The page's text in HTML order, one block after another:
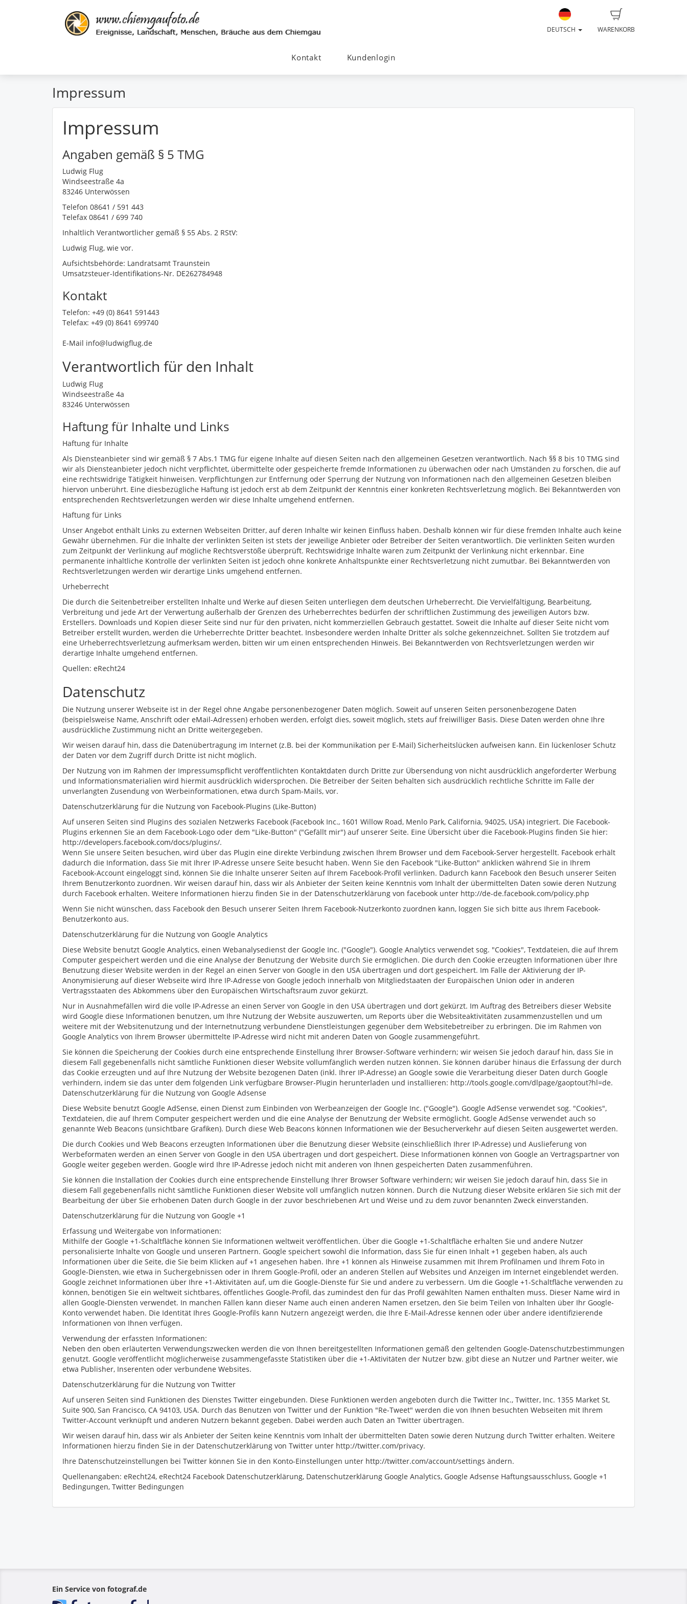
WARENKORB
DEUTSCH
Kontakt Kundenlogin
Impressum
Impressum
Angaben gemäß § 5 TMG
Ludwig Flug
Windseestraße 4a
83246 Unterwössen
Telefon 08641 / 591 443
Telefax 08641 / 699 740
Inhaltlich Verantwortlicher gemäß § 55 Abs. 2 RStV:
Ludwig Flug, wie vor.
Aufsichtsbehörde: Landratsamt Traunstein
Umsatzsteuer-Identifikations-Nr. DE262784948
Kontakt
Telefon: +49 (0) 8641 591443
Telefax: +49 (0) 8641 699740
E-Mail info@ludwigflug.de
Verantwortlich für den Inhalt
Ludwig Flug
Windseestraße 4a
83246 Unterwössen
Haftung für Inhalte und Links
Haftung für Inhalte
Als Diensteanbieter sind wir gemäß § 7 Abs.1 TMG für eigene Inhalte auf diesen Seiten nach den allgemeinen Gesetzen verantwortlich. Nach §§ 8 bis 10 TMG sind
wir als Diensteanbieter jedoch nicht verpflichtet, übermittelte oder gespeicherte fremde Informationen zu überwachen oder nach Umständen zu forschen, die auf
eine rechtswidrige Tätigkeit hinweisen. Verpflichtungen zur Entfernung oder Sperrung der Nutzung von Informationen nach den allgemeinen Gesetzen bleiben
hiervon unberührt. Eine diesbezügliche Haftung ist jedoch erst ab dem Zeitpunkt der Kenntnis einer konkreten Rechtsverletzung möglich. Bei Bekanntwerden von
entsprechenden Rechtsverletzungen werden wir diese Inhalte umgehend entfernen.
Haftung für Links
Unser Angebot enthält Links zu externen Webseiten Dritter, auf deren Inhalte wir keinen Einfluss haben. Deshalb können wir für diese fremden Inhalte auch keine
Gewähr übernehmen. Für die Inhalte der verlinkten Seiten ist stets der jeweilige Anbieter oder Betreiber der Seiten verantwortlich. Die verlinkten Seiten wurden
zum Zeitpunkt der Verlinkung auf mögliche Rechtsverstöße überprüft. Rechtswidrige Inhalte waren zum Zeitpunkt der Verlinkung nicht erkennbar. Eine
permanente inhaltliche Kontrolle der verlinkten Seiten ist jedoch ohne konkrete Anhaltspunkte einer Rechtsverletzung nicht zumutbar. Bei Bekanntwerden von
Rechtsverletzungen werden wir derartige Links umgehend entfernen.
Urheberrecht
Die durch die Seitenbetreiber erstellten Inhalte und Werke auf diesen Seiten unterliegen dem deutschen Urheberrecht. Die Vervielfältigung, Bearbeitung,
Verbreitung und jede Art der Verwertung außerhalb der Grenzen des Urheberrechtes bedürfen der schriftlichen Zustimmung des jeweiligen Autors bzw.
Erstellers. Downloads und Kopien dieser Seite sind nur für den privaten, nicht kommerziellen Gebrauch gestattet. Soweit die Inhalte auf dieser Seite nicht vom
Betreiber erstellt wurden, werden die Urheberrechte Dritter beachtet. Insbesondere werden Inhalte Dritter als solche gekennzeichnet. Sollten Sie trotzdem auf
eine Urheberrechtsverletzung aufmerksam werden, bitten wir um einen entsprechenden Hinweis. Bei Bekanntwerden von Rechtsverletzungen werden wir
derartige Inhalte umgehend entfernen.
Quellen: eRecht24
Datenschutz
Die Nutzung unserer Webseite ist in der Regel ohne Angabe personenbezogener Daten möglich. Soweit auf unseren Seiten personenbezogene Daten
(beispielsweise Name, Anschrift oder eMail-Adressen) erhoben werden, erfolgt dies, soweit möglich, stets auf freiwilliger Basis. Diese Daten werden ohne Ihre
ausdrückliche Zustimmung nicht an Dritte weitergegeben.
Wir weisen darauf hin, dass die Datenübertragung im Internet (z.B. bei der Kommunikation per E-Mail) Sicherheitslücken aufweisen kann. Ein lückenloser Schutz
der Daten vor dem Zugriff durch Dritte ist nicht möglich.
Der Nutzung von im Rahmen der Impressumspflicht veröffentlichten Kontaktdaten durch Dritte zur Übersendung von nicht ausdrücklich angeforderter Werbung
und Informationsmaterialien wird hiermit ausdrücklich widersprochen. Die Betreiber der Seiten behalten sich ausdrücklich rechtliche Schritte im Falle der
unverlangten Zusendung von Werbeinformationen, etwa durch Spam-Mails, vor.
Datenschutzerklärung für die Nutzung von Facebook-Plugins (Like-Button)
Auf unseren Seiten sind Plugins des sozialen Netzwerks Facebook (Facebook Inc., 1601 Willow Road, Menlo Park, California, 94025, USA) integriert. Die Facebook-
Plugins erkennen Sie an dem Facebook-Logo oder dem "Like-Button" ("Gefällt mir") auf unserer Seite. Eine Übersicht über die Facebook-Plugins finden Sie hier:
http://developers.facebook.com/docs/plugins/.
Wenn Sie unsere Seiten besuchen, wird über das Plugin eine direkte Verbindung zwischen Ihrem Browser und dem Facebook-Server hergestellt. Facebook erhält
dadurch die Information, dass Sie mit Ihrer IP-Adresse unsere Seite besucht haben. Wenn Sie den Facebook "Like-Button" anklicken während Sie in Ihrem
Facebook-Account eingeloggt sind, können Sie die Inhalte unserer Seiten auf Ihrem Facebook-Profil verlinken. Dadurch kann Facebook den Besuch unserer Seiten
Ihrem Benutzerkonto zuordnen. Wir weisen darauf hin, dass wir als Anbieter der Seiten keine Kenntnis vom Inhalt der übermittelten Daten sowie deren Nutzung
durch Facebook erhalten. Weitere Informationen hierzu finden Sie in der Datenschutzerklärung von facebook unter http://de-de.facebook.com/policy.php
Wenn Sie nicht wünschen, dass Facebook den Besuch unserer Seiten Ihrem Facebook-Nutzerkonto zuordnen kann, loggen Sie sich bitte aus Ihrem Facebook-
Benutzerkonto aus.
Datenschutzerklärung für die Nutzung von Google Analytics
Diese Website benutzt Google Analytics, einen Webanalysedienst der Google Inc. ("Google"). Google Analytics verwendet sog. "Cookies", Textdateien, die auf Ihrem
Computer gespeichert werden und die eine Analyse der Benutzung der Website durch Sie ermöglichen. Die durch den Cookie erzeugten Informationen über Ihre
Benutzung dieser Website werden in der Regel an einen Server von Google in den USA übertragen und dort gespeichert. Im Falle der Aktivierung der IP-
Anonymisierung auf dieser Webseite wird Ihre IP-Adresse von Google jedoch innerhalb von Mitgliedstaaten der Europäischen Union oder in anderen
Vertragsstaaten des Abkommens über den Europäischen Wirtschaftsraum zuvor gekürzt.
Nur in Ausnahmefällen wird die volle IP-Adresse an einen Server von Google in den USA übertragen und dort gekürzt. Im Auftrag des Betreibers dieser Website
wird Google diese Informationen benutzen, um Ihre Nutzung der Website auszuwerten, um Reports über die Websiteaktivitäten zusammenzustellen und um
weitere mit der Websitenutzung und der Internetnutzung verbundene Dienstleistungen gegenüber dem Websitebetreiber zu erbringen. Die im Rahmen von
Google Analytics von Ihrem Browser übermittelte IP-Adresse wird nicht mit anderen Daten von Google zusammengeführt.
Sie können die Speicherung der Cookies durch eine entsprechende Einstellung Ihrer Browser-Software verhindern; wir weisen Sie jedoch darauf hin, dass Sie in
diesem Fall gegebenenfalls nicht sämtliche Funktionen dieser Website vollumfänglich werden nutzen können. Sie können darüber hinaus die Erfassung der durch
das Cookie erzeugten und auf Ihre Nutzung der Website bezogenen Daten (inkl. Ihrer IP-Adresse) an Google sowie die Verarbeitung dieser Daten durch Google
verhindern, indem sie das unter dem folgenden Link verfügbare Browser-Plugin herunterladen und installieren: http://tools.google.com/dlpage/gaoptout?hl=de.
Datenschutzerklärung für die Nutzung von Google Adsense
Diese Website benutzt Google AdSense, einen Dienst zum Einbinden von Werbeanzeigen der Google Inc. ("Google"). Google AdSense verwendet sog. "Cookies",
Textdateien, die auf Ihrem Computer gespeichert werden und die eine Analyse der Benutzung der Website ermöglicht. Google AdSense verwendet auch so
genannte Web Beacons (unsichtbare Grafiken). Durch diese Web Beacons können Informationen wie der Besucherverkehr auf diesen Seiten ausgewertet werden.
Die durch Cookies und Web Beacons erzeugten Informationen über die Benutzung dieser Website (einschließlich Ihrer IP-Adresse) und Auslieferung von
Werbeformaten werden an einen Server von Google in den USA übertragen und dort gespeichert. Diese Informationen können von Google an Vertragspartner von
Google weiter gegeben werden. Google wird Ihre IP-Adresse jedoch nicht mit anderen von Ihnen gespeicherten Daten zusammenführen.
Sie können die Installation der Cookies durch eine entsprechende Einstellung Ihrer Browser Software verhindern; wir weisen Sie jedoch darauf hin, dass Sie in
diesem Fall gegebenenfalls nicht sämtliche Funktionen dieser Website voll umfänglich nutzen können. Durch die Nutzung dieser Website erklären Sie sich mit der
Bearbeitung der über Sie erhobenen Daten durch Google in der zuvor beschriebenen Art und Weise und zu dem zuvor benannten Zweck einverstanden.
Datenschutzerklärung für die Nutzung von Google +1
Erfassung und Weitergabe von Informationen:
Mithilfe der Google +1-Schaltfläche können Sie Informationen weltweit veröffentlichen. Über die Google +1-Schaltfläche erhalten Sie und andere Nutzer
personalisierte Inhalte von Google und unseren Partnern. Google speichert sowohl die Information, dass Sie für einen Inhalt +1 gegeben haben, als auch
Informationen über die Seite, die Sie beim Klicken auf +1 angesehen haben. Ihre +1 können als Hinweise zusammen mit Ihrem Profilnamen und Ihrem Foto in
Google-Diensten, wie etwa in Suchergebnissen oder in Ihrem Google-Profil, oder an anderen Stellen auf Websites und Anzeigen im Internet eingeblendet werden.
Google zeichnet Informationen über Ihre +1-Aktivitäten auf, um die Google-Dienste für Sie und andere zu verbessern. Um die Google +1-Schaltfläche verwenden zu
können, benötigen Sie ein weltweit sichtbares, öffentliches Google-Profil, das zumindest den für das Profil gewählten Namen enthalten muss. Dieser Name wird in
allen Google-Diensten verwendet. In manchen Fällen kann dieser Name auch einen anderen Namen ersetzen, den Sie beim Teilen von Inhalten über Ihr Google-
Konto verwendet haben. Die Identität Ihres Google-Profils kann Nutzern angezeigt werden, die Ihre E-Mail-Adresse kennen oder über andere identifizierende
Informationen von Ihnen verfügen.
Verwendung der erfassten Informationen:
Neben den oben erläuterten Verwendungszwecken werden die von Ihnen bereitgestellten Informationen gemäß den geltenden Google-Datenschutzbestimmungen
genutzt. Google veröffentlicht möglicherweise zusammengefasste Statistiken über die +1-Aktivitäten der Nutzer bzw. gibt diese an Nutzer und Partner weiter, wie
etwa Publisher, Inserenten oder verbundene Websites.
Datenschutzerklärung für die Nutzung von Twitter
Auf unseren Seiten sind Funktionen des Dienstes Twitter eingebunden. Diese Funktionen werden angeboten durch die Twitter Inc., Twitter, Inc. 1355 Market St,
Suite 900, San Francisco, CA 94103, USA. Durch das Benutzen von Twitter und der Funktion "Re-Tweet" werden die von Ihnen besuchten Webseiten mit Ihrem
Twitter-Account verknüpft und anderen Nutzern bekannt gegeben. Dabei werden auch Daten an Twitter übertragen.
Wir weisen darauf hin, dass wir als Anbieter der Seiten keine Kenntnis vom Inhalt der übermittelten Daten sowie deren Nutzung durch Twitter erhalten. Weitere
Informationen hierzu finden Sie in der Datenschutzerklärung von Twitter unter http://twitter.com/privacy.
Ihre Datenschutzeinstellungen bei Twitter können Sie in den Konto-Einstellungen unter http://twitter.com/account/settings ändern.
Quellenangaben: eRecht24, eRecht24 Facebook Datenschutzerklärung, Datenschutzerklärung Google Analytics, Google Adsense Haftungsausschluss, Google +1
Bedingungen, Twitter Bedingungen
Ein Service von fotograf.de